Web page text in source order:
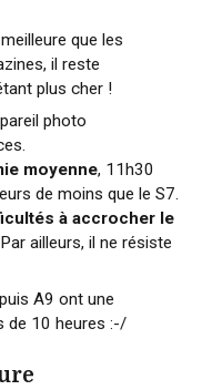
que les
il reste
plus cher !
photo
moyenne, 11h30
de moins que le S7.
à accrocher le
ailleurs, il ne résiste
A9 ont une
de 10 heures :-/